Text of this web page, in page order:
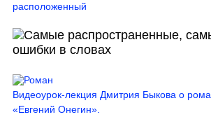
расположенный
Видеоурок-лекция Дмитрия Быкова о
«Евгений Онегин».